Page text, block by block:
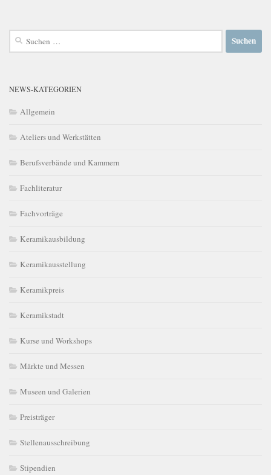
Suchen
NEWS-KATEGORIEN
Allgemein
Ateliers und Werkstätten
Berufsverbände und Kammern
Fachliteratur
Fachvorträge
Keramikausbildung
Keramikausstellung
Keramikpreis
Keramikstadt
Kurse und Workshops
Märkte und Messen
Museen und Galerien
Preisträger
Stellenausschreibung
Stipendien